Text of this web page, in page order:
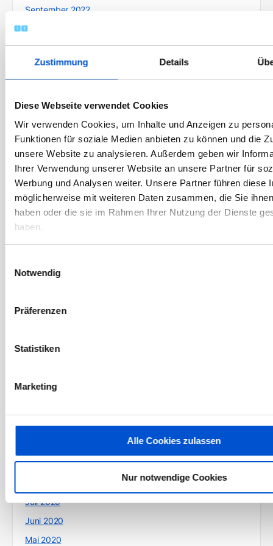
Zustimmung Details
Diese Webseite verwendet Cookies
Wir verwenden Cookies, um Inhalte und Anzeigen zu
Funktionen für soziale Medien anbieten zu können und die
unsere Website zu analysieren. Außerdem geben wir
Ihrer Verwendung unserer Website an unsere Partner für
Werbung und Analysen weiter. Unsere Partner führen diese
möglicherweise mit weiteren Daten zusammen, die Sie
haben oder die sie im Rahmen Ihrer Nutzung der Dienste
haben.
Notwendig
Präferenzen
Statistiken
Marketing
Alle Cookies zulassen
Nur notwendige Cookies
September 2022
August 2022
Juli 2022
Juni 2022
April 2022
März 2022
Februar 2022
Dezember 2021
November 2021
Oktober 2021
Juli 2021
Mai 2021
März 2021
Januar 2021
November 2020
September 2020
Juli 2020
Juni 2020
Mai 2020